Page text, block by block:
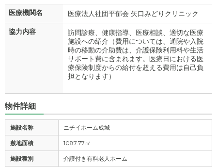
医療機関名 医療法人社団平郁会 矢口みどりクリニック
協力内容
訪問診療、健康指導、医療相談、適切な医療
施設への紹介（費用については、通院や入院
時の移動の介助費は、介護保険利用料や生活
サポート費に含まれます。医療日における医
療保険制度からの給付を超える費用は自己負
担となります）
物件詳細
施設名称 ニチイホーム成城
敷地面積 1087.77㎡
施設種別 介護付き有料老人ホーム